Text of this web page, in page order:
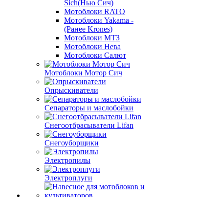
Sich(Нью Сич)
Мотоблоки RATO
Мотоблоки Yakama -
(Ранее Krones)
Мотоблоки МТЗ
Мотоблоки Нева
Мотоблоки Салют
Мотоблоки Мотор Сич
Опрыскиватели
Сепараторы и маслобойки
Снегоотбрасыватели Lifan
Снегоуборщики
Электропилы
Электроплуги